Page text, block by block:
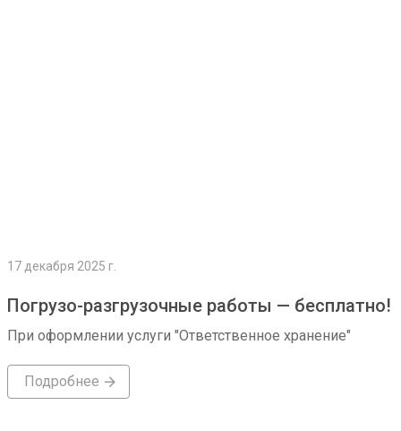
17 декабря 2025 г.
Погрузо-разгрузочные работы — бесплатно!
При оформлении услуги "Ответственное хранение"
Подробнее